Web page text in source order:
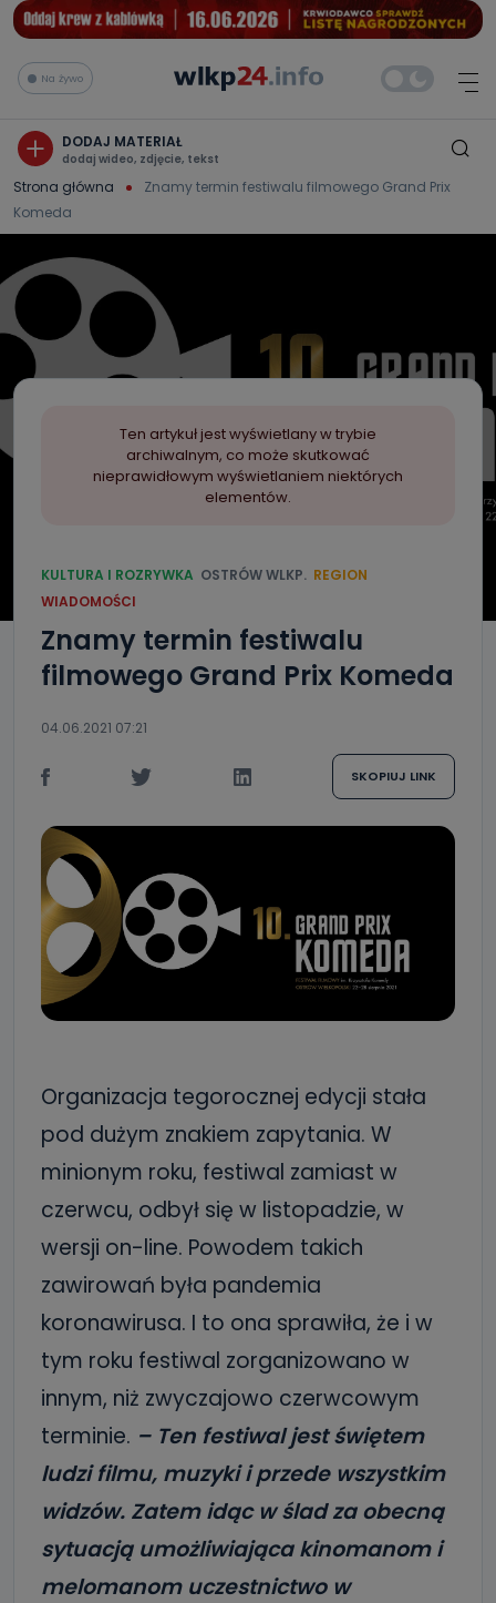
Na żywo
DODAJ MATERIAŁ
dodaj wideo, zdjęcie, tekst
Strona główna
Znamy termin festiwalu filmowego Grand Prix
Komeda
Ten artykuł jest wyświetlany w trybie
archiwalnym, co może skutkować
nieprawidłowym wyświetlaniem niektórych
elementów.
KULTURA I ROZRYWKA OSTRÓW WLKP. REGION
WIADOMOŚCI
Znamy termin festiwalu
filmowego Grand Prix Komeda
04.06.2021 07:21
SKOPIUJ LINK
Organizacja tegorocznej edycji stała
pod dużym znakiem zapytania. W
minionym roku, festiwal zamiast w
czerwcu, odbył się w listopadzie, w
wersji on-line. Powodem takich
zawirowań była pandemia
koronawirusa. I to ona sprawiła, że i w
tym roku festiwal zorganizowano w
innym, niż zwyczajowo czerwcowym
terminie. – Ten festiwal jest świętem
ludzi filmu, muzyki i przede wszystkim
widzów. Zatem idąc w ślad zaobecną
sytuacją umożliwiająca kinomanom i
melomanom uczestnictwo w